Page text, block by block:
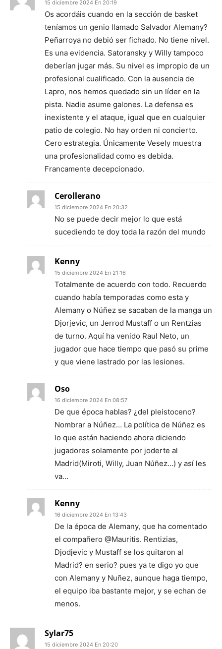
15 diciembre 2024 En 20:19
Os acordáis cuando en la sección de basket
teníamos un genio llamado Salvador Alemany?
Peñarroya no debió ser fichado. No tiene nivel.
Es una evidencia. Satoransky y Willy tampoco
deberían jugar más. Su nivel es impropio de un
profesional cualificado. Con la ausencia de
Lapro, nos hemos quedado sin un líder en la
pista. Nadie asume galones. La defensa es
inexistente y el ataque, igual que en cualquier
patio de colegio. No hay orden ni concierto.
Cero estrategia. Únicamente Vesely muestra
una profesionalidad como es debida.
Francamente decepcionado.
Cerollerano
15 diciembre 2024 En 20:32
No se puede decir mejor lo que está
sucediendo te doy toda la razón del mundo
Kenny
15 diciembre 2024 En 21:16
Totalmente de acuerdo con todo. Recuerdo
cuando había temporadas como esta y
Alemany o Núñez se sacaban de la manga un
Djorjevic, un Jerrod Mustaff o un Rentzias
de turno. Aquí ha venido Raul Neto, un
jugador que hace tiempo que pasó su prime
y que viene lastrado por las lesiones.
Oso
16 diciembre 2024 En 08:57
De que época hablas? ¿del pleistoceno?
Nombrar a Núñez… La política de Núñez es
lo que están haciendo ahora diciendo
jugadores solamente por joderte al
Madrid(Miroti, Willy, Juan Núñez…) y así les
va…
Kenny
16 diciembre 2024 En 13:43
De la época de Alemany, que ha comentado
el compañero @Mauritis. Rentizias,
Djodjevic y Mustaff se los quitaron al
Madrid? en serio? pues ya te digo yo que
con Alemany y Nuñez, aunque haga tiempo,
el equipo iba bastante mejor, y se echan de
menos.
Sylar75
15 diciembre 2024 En 20:20